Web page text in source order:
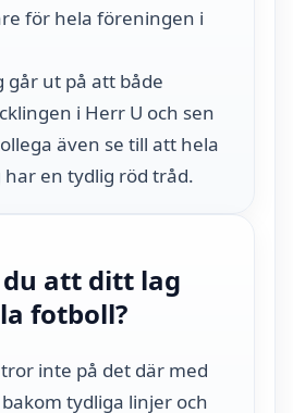
för hela föreningen i
går ut på att både
i Herr U och sen
även se till att hela
en tydlig röd tråd.
att ditt lag
fotboll?
inte på det där med
tydliga linjer och